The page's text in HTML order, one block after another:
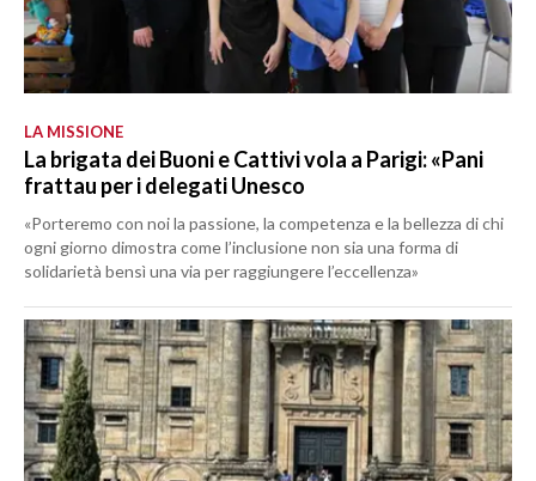
LA MISSIONE
La brigata dei Buoni e Cattivi vola a Parigi: «Pani
frattau per i delegati Unesco
«Porteremo con noi la passione, la competenza e la bellezza di chi
ogni giorno dimostra come l’inclusione non sia una forma di
solidarietà bensì una via per raggiungere l’eccellenza»